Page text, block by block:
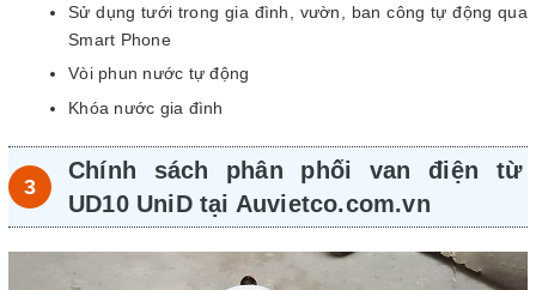
Sử dụng tưới trong gia đình, vườn, ban công tự động qua
Smart Phone
Vòi phun nước tự động
Khóa nước gia đình
Chính sách phân phối van điện từ
UD10 UniD tại Auvietco.com.vn